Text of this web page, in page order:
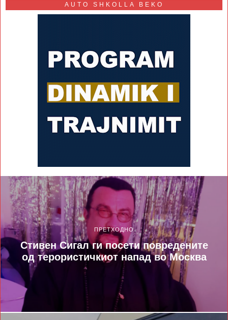
AUTO SHKOLLA BEKO
ПРЕТХОДНО
Стивен Сигал ги посети повредените
од терористичкиот напад во Москва